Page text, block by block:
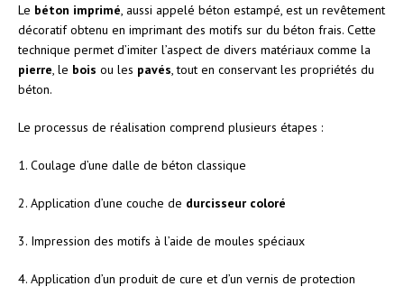
Le béton imprimé , aussi appelé béton estampé, est un revêtement
décoratif obtenu en imprimant des motifs sur du béton frais. Cette
technique permet d’imiter l’aspect de divers matériaux comme la
pierre , le bois ou les pavés , tout en conservant les propriétés du
béton.
Le processus de réalisation comprend plusieurs étapes :
1. Coulage d’une dalle de béton classique
2. Application d’une couche de durcisseur coloré
3. Impression des motifs à l’aide de moules spéciaux
4. Application d’un produit de cure et d’un vernis de protection